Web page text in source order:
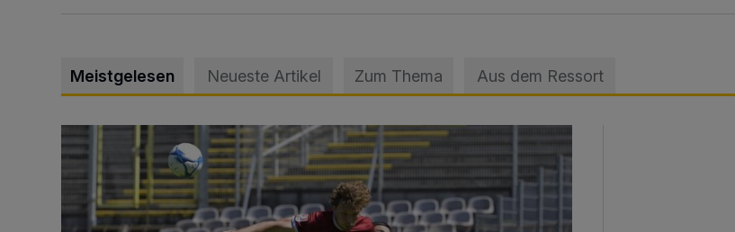
Meistgelesen Neueste Artikel Zum Thema Aus dem Ressort
WSV: Übertragung im Barmer Bahnhof und klare Ansage